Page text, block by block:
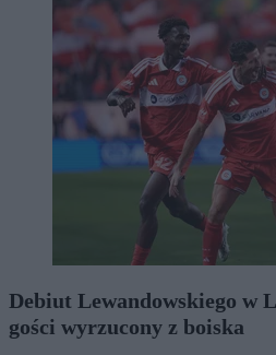
Debiut Lewandowskiego w
gości wyrzucony z boiska